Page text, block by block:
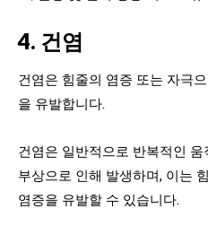
4. 건염
건염은 힘줄의 염증 또는 자극
을 유발합니다.
건염은 일반적으로 반복적인
부상으로 인해 발생하며, 이는
염증을 유발할 수 있습니다.